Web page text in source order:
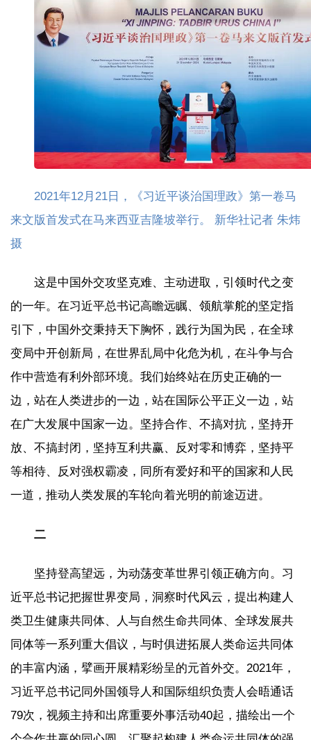
2021年12月21日，《习近平谈治国理政》第一卷马
来文版首发式在马来西亚吉隆坡举行。 新华社记者 朱炜
摄
这是中国外交攻坚克难、主动进取，引领时代之变
的一年。在习近平总书记高瞻远瞩、领航掌舵的坚定指
引下，中国外交秉持天下胸怀，践行为国为民，在全球
变局中开创新局，在世界乱局中化危为机，在斗争与合
作中营造有利外部环境。我们始终站在历史正确的一
边，站在人类进步的一边，站在国际公平正义一边，站
在广大发展中国家一边。坚持合作、不搞对抗，坚持开
放、不搞封闭，坚持互利共赢、反对零和博弈，坚持平
等相待、反对强权霸凌，同所有爱好和平的国家和人民
一道，推动人类发展的车轮向着光明的前途迈进。
二
坚持登高望远，为动荡变革世界引领正确方向。习
近平总书记把握世界变局，洞察时代风云，提出构建人
类卫生健康共同体、人与自然生命共同体、全球发展共
同体等一系列重大倡议，与时俱进拓展人类命运共同体
的丰富内涵，擘画开展精彩纷呈的元首外交。2021年，
习近平总书记同外国领导人和国际组织负责人会晤通话
79次，视频主持和出席重要外事活动40起，描绘出一个